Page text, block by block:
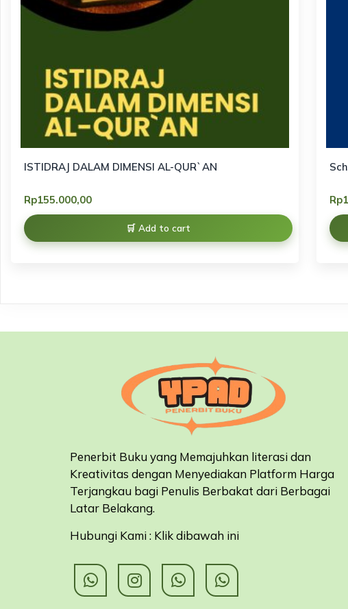
ISTIDRAJ DALAM DIMENSI AL-QUR`AN
Rp155.000,00
Add to cart
Rp
Penerbit Buku yang Memajuhkan literasi dan
Kreativitas dengan Menyediakan Platform Harga
Terjangkau bagi Penulis Berbakat dari Berbagai
Latar Belakang.
Hubungi Kami : Klik dibawah ini